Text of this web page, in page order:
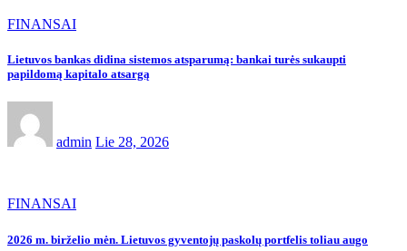
FINANSAI
Lietuvos bankas didina sistemos atsparumą: bankai turės sukaupti
papildomą kapitalo atsargą
admin Lie 28, 2026
FINANSAI
2026 m. birželio mėn. Lietuvos gyventojų paskolų portfelis toliau augo